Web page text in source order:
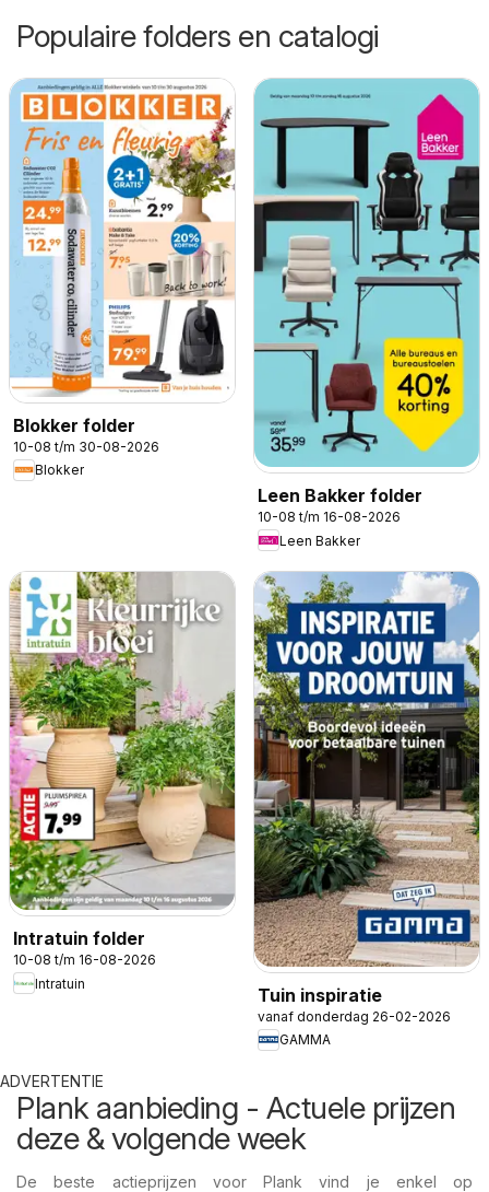
Populaire folders en catalogi
Blokker folder
10-08 t/m 30-08-2026
Blokker
Leen Bakker folder
10-08 t/m 16-08-2026
Leen Bakker
Intratuin folder
10-08 t/m 16-08-2026
Intratuin
Tuin inspiratie
vanaf donderdag 26-02-2026
GAMMA
ADVERTENTIE
Plank aanbieding - Actuele prijzen
deze & volgende week
De beste actieprijzen voor Plank vind je enkel op